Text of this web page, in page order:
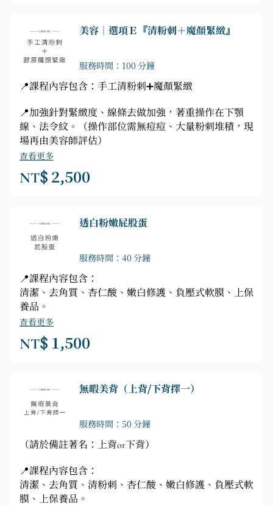
美容｜選項Ｅ『清粉刺＋魔顏緊緻』
服務時間：100 分鐘
📍課程內容包含：手工清粉刺➕魔顏緊緻
📍加強針對緊緻度、線條去做加強，著重操作在下顎
線、法令紋。（操作部位需無痘痘、大量粉刺堆積，現
場再由美容師評估）
查看更多
NT$ 2,500
透白粉嫩屁股蛋
服務時間：40 分鐘
📍課程內容包含：
清潔、去角質、杏仁酸、嫩白修護、負壓式軟膜、上保
養品。
查看更多
NT$ 1,500
無暇美背（上背/下背擇一）
服務時間：50 分鐘
（請於備註著名：上背or下背）
📍課程內容包含：
清潔、去角質、清粉刺、杏仁酸、嫩白修護、負壓式軟
膜、上保養品。